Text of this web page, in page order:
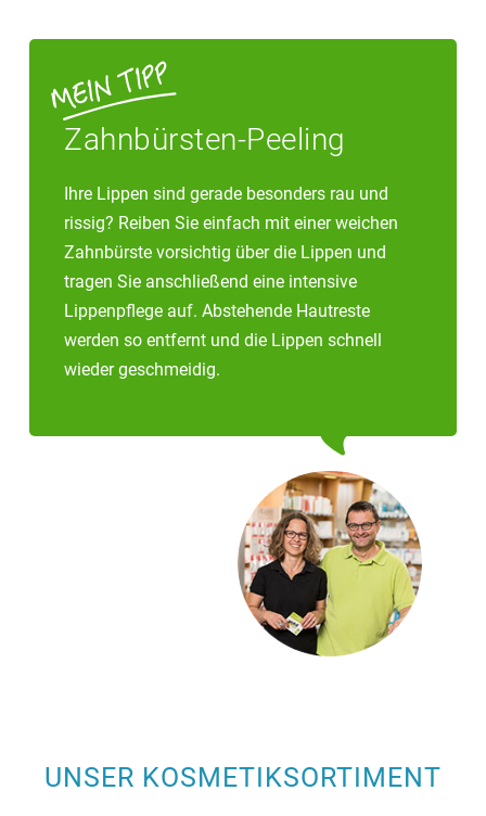
Zahnbürsten-Peeling
Ihre Lippen sind gerade besonders rau und
rissig? Reiben Sie einfach mit einer weichen
Zahnbürste vorsichtig über die Lippen und
tragen Sie anschließend eine intensive
Lippenpflege auf. Abstehende Hautreste
werden so entfernt und die Lippen schnell
wieder geschmeidig.
UNSER KOSMETIKSORTIMENT